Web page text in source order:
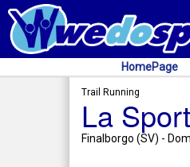
HomePage
Trail Running
La
Finalborgo (SV) -